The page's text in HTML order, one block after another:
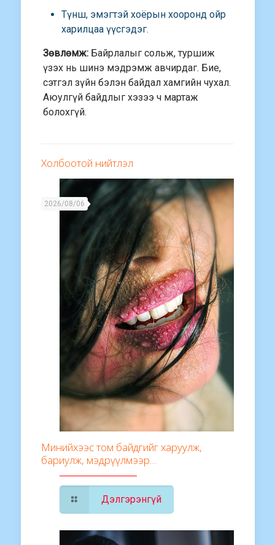
Түнш, эмэгтэй хоёрын хооронд ойр
харилцаа үүсгэдэг.
Зөвлөмж: Байрлалыг сольж, туршиж
үзэх нь шинэ мэдрэмж авчирдаг. Бие,
сэтгэл зүйн бэлэн байдал хамгийн чухал.
Аюулгүй байдлыг хэзээ ч мартаж
болохгүй.
Холбоотой нийтлэл
2026/08/06
Минийхээс том байдгийг харуулж,
бариулж, мэдрүүлмээр…
Дэлгэрэнгүй